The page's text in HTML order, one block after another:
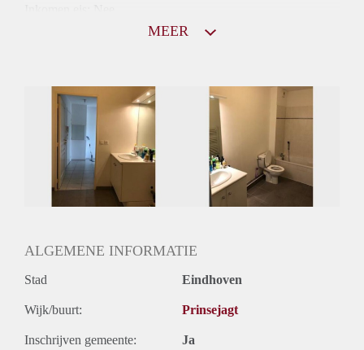
Gedeelde Douche: Ja
Gedeelde woonkamer: Ja
Huisgenoten: Ja
Geslacht huisgenoten: Gemengd
MEER
ALGEMENE INFORMATIE
Stad Eindhoven
Wijk/buurt: Prinsejagt
Inschrijven gemeente: Ja